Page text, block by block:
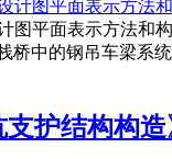
图平面表示方法和
桥中的钢吊车梁系
护结构构造